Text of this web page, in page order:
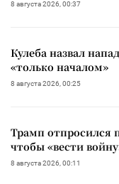
8 августа 2026, 00:37
Кулеба назвал
«только началом»
8 августа 2026, 00:25
Трамп отпросился
чтобы «вести
8 августа 2026, 00:11